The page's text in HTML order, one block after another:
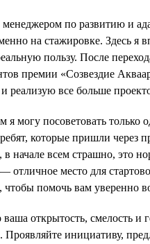
по развитию и
на стажировке. Здесь я
пользу. После
премии «Созвездие
реализую все больше
я могу посоветовать только
которые пришли через
в начале всем страшно, это
отличное место для
помочь вам уверенно
открытость, смелость и
инициативу,